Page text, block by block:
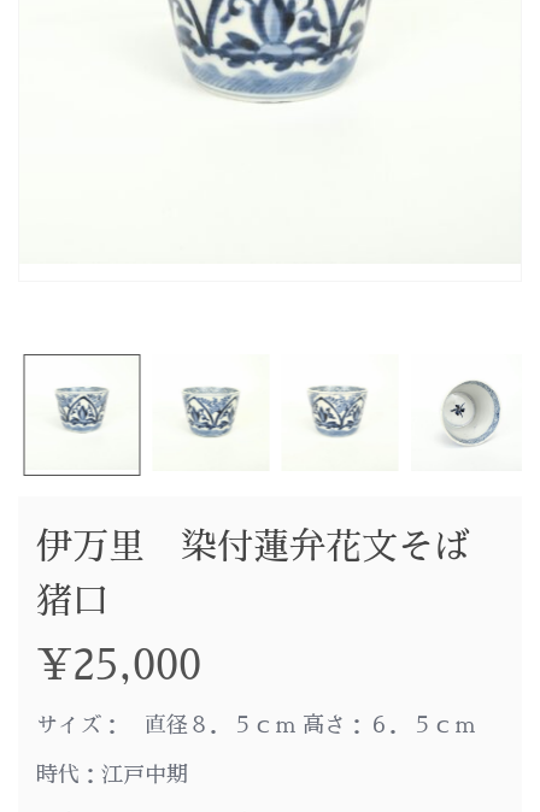
伊万里 染付蓮弁花文そば
猪口
¥ 25,000
サイズ： 直径８．５ｃｍ 高さ：６．５ｃｍ
時代：江戸中期